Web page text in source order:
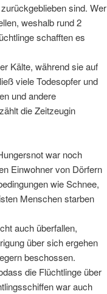
sind. Wer
weshalb rund 2
schafften es
Kälte, während sie auf
viele Todesopfer und
und andere
die Zeitzeugin
war noch
Einwohner von Dörfern
wie Schnee,
Menschen starben
auch überfallen,
über sich ergehen
beschossen.
die Flüchtlinge über
war auch